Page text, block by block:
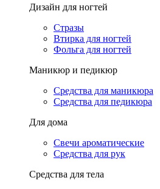
Дизайн для ногтей
Стразы
Втирка для ногтей
Фольга для ногтей
Маникюр и педикюр
Средства для маникюра
Средства для педикюра
Для дома
Свечи ароматические
Средства для рук
Средства для тела